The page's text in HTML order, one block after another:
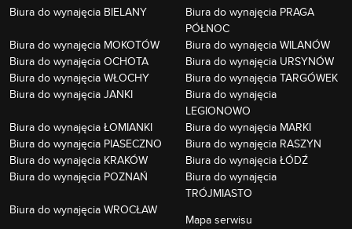
Biura do wynajęcia BIELANY
Biura do wynajęcia PRAGA
PÓŁNOC
Biura do wynajęcia MOKOTÓW
Biura do wynajęcia WILANÓW
Biura do wynajęcia OCHOTA
Biura do wynajęcia URSYNÓW
Biura do wynajęcia WŁOCHY
Biura do wynajęcia TARGÓWEK
Biura do wynajęcia JANKI
Biura do wynajęcia
LEGIONOWO
Biura do wynajęcia ŁOMIANKI
Biura do wynajęcia MARKI
Biura do wynajęcia PIASECZNO
Biura do wynajęcia RASZYN
Biura do wynajęcia KRAKÓW
Biura do wynajęcia ŁÓDŹ
Biura do wynajęcia POZNAŃ
Biura do wynajęcia
TRÓJMIASTO
Biura do wynajęcia WROCŁAW
Mapa serwisu